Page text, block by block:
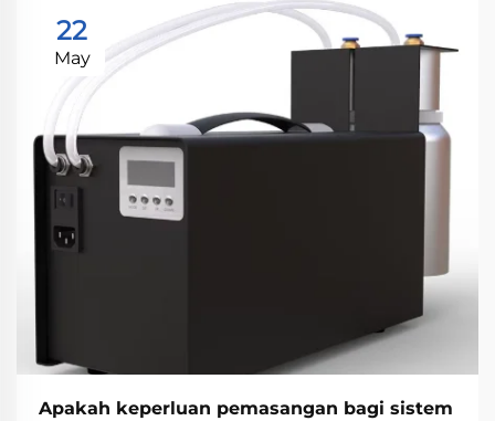
22
May
Apakah keperluan pemasangan bagi sistem